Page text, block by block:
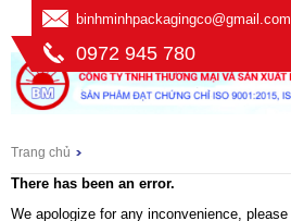
binhminhpackagingco@gmail.com
0972 945 780
Trang chủ
There has been an error.
We apologize for any inconvenience, please